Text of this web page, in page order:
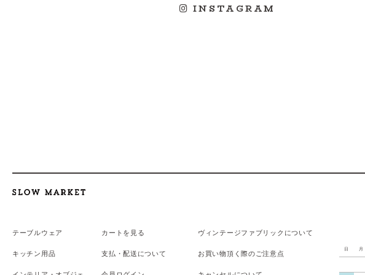
INSTAGRAM
テーブルウェア
キッチン用品
カートを見る
支払 ・配送について
ヴィンテージファブリックについて
お買い物頂く際のご注意点
日 月